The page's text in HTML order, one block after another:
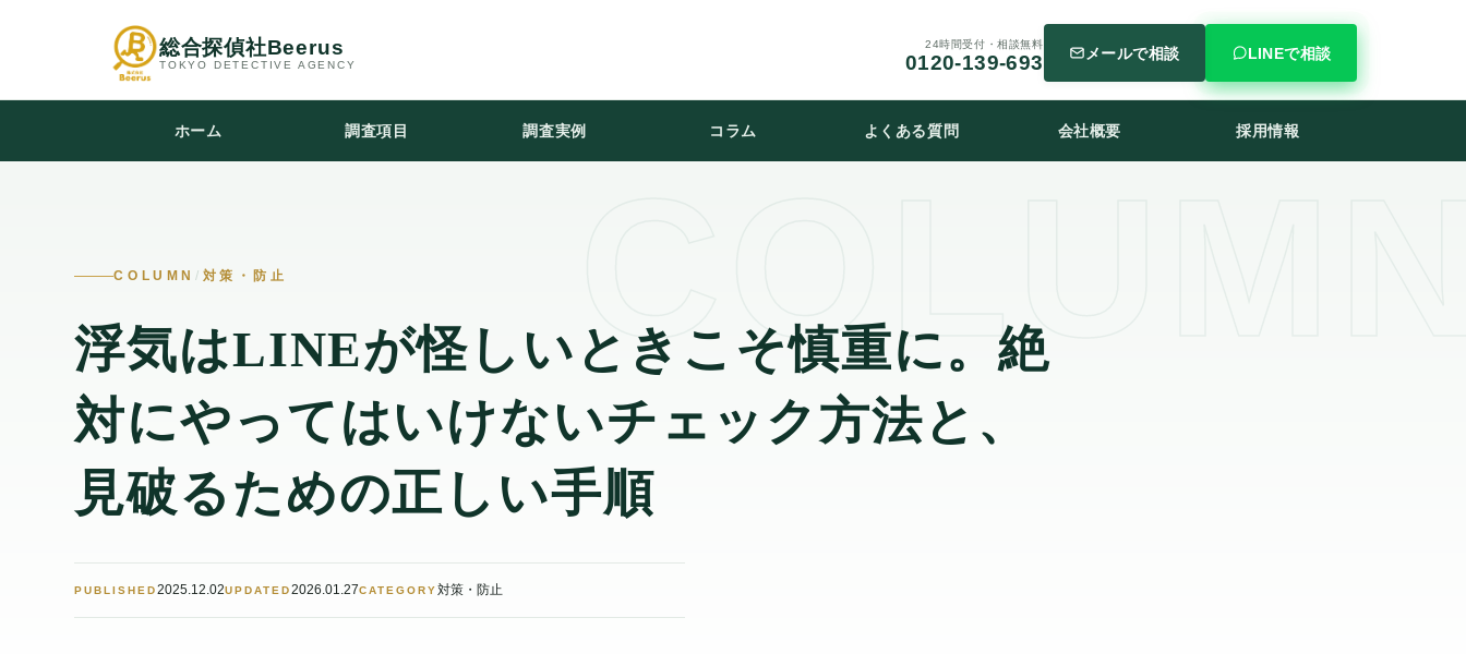
総合探偵社Beerus
TOKYO DETECTIVE AGENCY
24時間受付・相談無料
0120-139-693 メールで相談 LINEで相談
ホーム 調査項目 調査実例 コラム よくある質問 会社概要 採用情報
COLUMN / 対策・防止
浮気はLINEが怪しいときこそ慎重に。絶
対にやってはいけないチェック方法と、
見破るための正しい手順
PUBLISHED2025.12.02 UPDATED2026.01.27 CATEGORY対策・防止